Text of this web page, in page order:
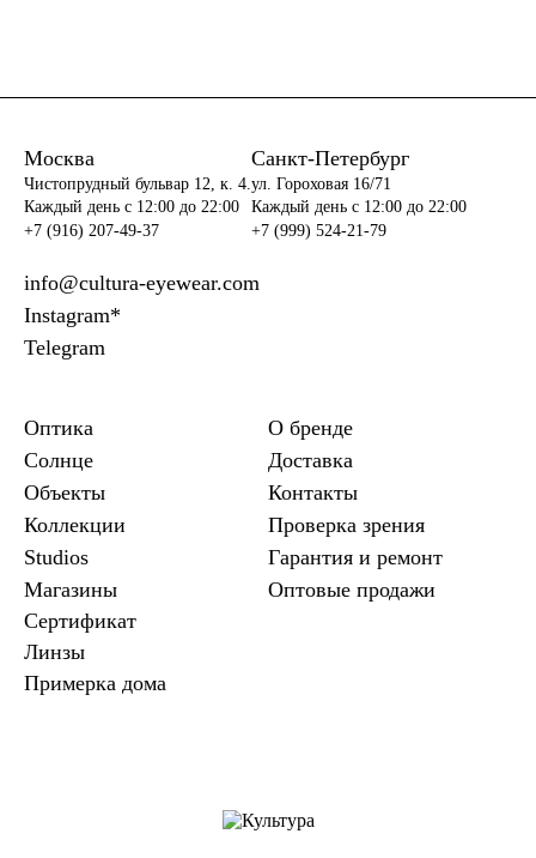
Москва
Чистопрудный бульвар 12, к. 4.
Каждый день c 12:00 до 22:00
+7 (916) 207-49-37
Санкт-Петербург
ул. Гороховая 16/71
Каждый день c 12:00 до 22:00
+7 (999) 524-21-79
info@cultura-eyewear.com
Instagram*
Telegram
Оптика
Солнце
Объекты
Коллекции
Studios
Магазины
Сертификат
Линзы
Примерка дома
О бренде
Доставка
Контакты
Проверка зрения
Гарантия и ремонт
Оптовые продажи